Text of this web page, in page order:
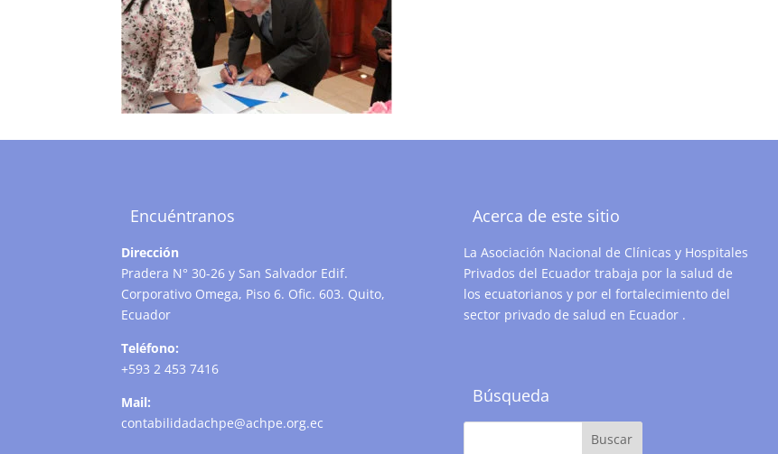
Encuéntranos
Dirección
Pradera N° 30-26 y San Salvador Edif.
Corporativo Omega, Piso 6. Ofic. 603. Quito,
Ecuador
Teléfono:
+593 2 453 7416
Mail:
contabilidadachpe@achpe.org.ec
Acerca de este sitio
La Asociación Nacional de Clínicas y Hospitales
Privados del Ecuador trabaja por la salud de
los ecuatorianos y por el fortalecimiento del
sector privado de salud en Ecuador .
Búsqueda